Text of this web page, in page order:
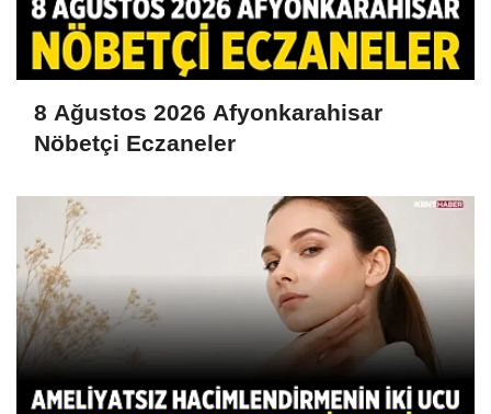
8 Ağustos 2026 Afyonkarahisar
Nöbetçi Eczaneler